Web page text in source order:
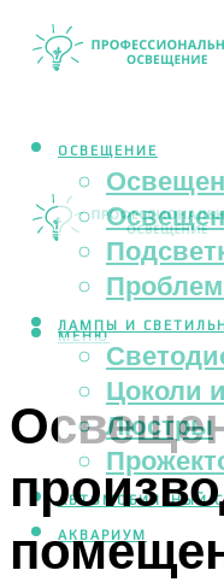
ОСВЕЩЕНИЕ
ЛАМПЫ И
Цоколи
Люстры
АВТОМОБИЛЬНЫЙ
АКВАРИУМ
МЕНЮ